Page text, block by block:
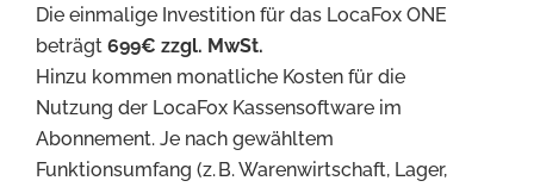
Die einmalige Investition für das LocaFox ONE
beträgt 699€ zzgl. MwSt.
Hinzu kommen monatliche Kosten für die
Nutzung der LocaFox Kassensoftware im
Abonnement. Je nach gewähltem
Funktionsumfang (z. B. Warenwirtschaft, Lager,